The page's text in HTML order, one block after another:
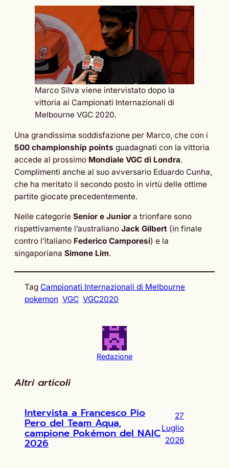
Marco Silva viene intervistato dopo la
vittoria ai Campionati Internazionali di
Melbourne VGC 2020.
Una grandissima soddisfazione per Marco, che con i
500 championship points guadagnati con la vittoria
accede al prossimo Mondiale VGC di Londra.
Complimenti anche al suo avversario Eduardo Cunha,
che ha meritato il secondo posto in virtù delle ottime
partite giocate precedentemente.
Nelle categorie Senior e Junior a trionfare sono
rispettivamente l’australiano Jack Gilbert (in finale
contro l’italiano Federico Camporesi) e la
singaporiana Simone Lim.
Tag Campionati Internazionali di Melbourne
pokemon VGC VGC2020
Redazione
Altri articoli
Intervista a Francesco Pio
Pero del Team Aqua,
campione Pokémon del NAIC
2026
27
Luglio
2026